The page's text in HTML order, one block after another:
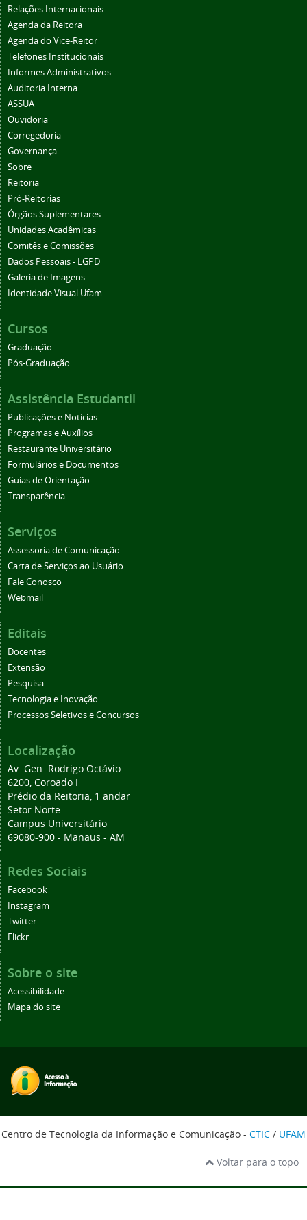
Relações Internacionais
Agenda da Reitora
Agenda do Vice-Reitor
Telefones Institucionais
Informes Administrativos
Auditoria Interna
ASSUA
Ouvidoria
Corregedoria
Governança
Sobre
Reitoria
Pró-Reitorias
Órgãos Suplementares
Unidades Acadêmicas
Comitês e Comissões
Dados Pessoais - LGPD
Galeria de Imagens
Identidade Visual Ufam
Cursos
Graduação
Pós-Graduação
Assistência Estudantil
Publicações e Notícias
Programas e Auxílios
Restaurante Universitário
Formulários e Documentos
Guias de Orientação
Transparência
Serviços
Assessoria de Comunicação
Carta de Serviços ao Usuário
Fale Conosco
Webmail
Editais
Docentes
Extensão
Pesquisa
Tecnologia e Inovação
Processos Seletivos e Concursos
Localização
Av. Gen. Rodrigo Octávio
6200, Coroado I
Prédio da Reitoria, 1 andar
Setor Norte
Campus Universitário
69080-900 - Manaus - AM
Redes Sociais
Facebook
Instagram
Twitter
Flickr
Sobre o site
Acessibilidade
Mapa do site
Centro de Tecnologia da Informação e Comunicação - CTIC / UFAM
Voltar para o topo